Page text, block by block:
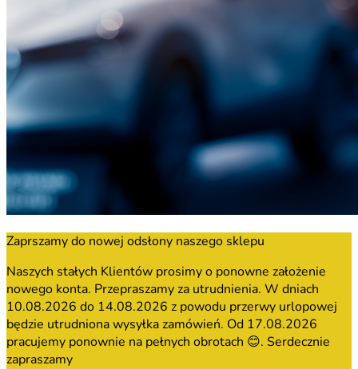
Zaprszamy do nowej odsłony naszego sklepu
Naszych stałych Klientów prosimy o ponowne założenie
nowego konta. Przepraszamy za utrudnienia. W dniach
10.08.2026 do 14.08.2026 z powodu przerwy urlopowej
będzie utrudniona wysyłka zamówień. Od 17.08.2026
pracujemy ponownie na pełnych obrotach 😊. Serdecznie
zapraszamy